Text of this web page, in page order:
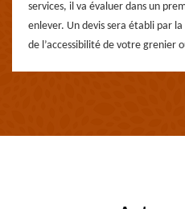
services, il va évaluer dans un
enlever. Un devis sera établi par
de l’accessibilité de votre grenier